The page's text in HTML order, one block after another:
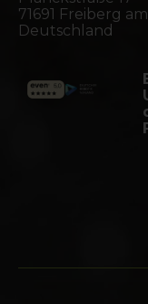
71691 Freiberg
Deutschland